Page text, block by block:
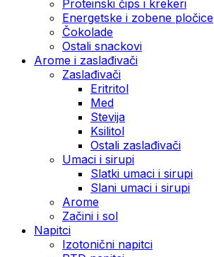
Proteinski čips i krekeri
Energetske i zobene pločice
Čokolade
Ostali snackovi
Arome i zaslađivači
Zaslađivači
Eritritol
Med
Stevija
Ksilitol
Ostali zaslađivači
Umaci i sirupi
Slatki umaci i sirupi
Slani umaci i sirupi
Arome
Začini i sol
Napitci
Izotonični napitci